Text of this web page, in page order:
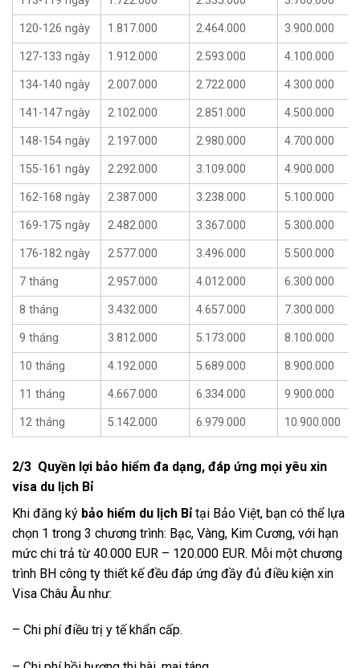
120-126 ngày 1.817.000 2.464.000 3.900.000
127-133 ngày 1.912.000 2.593.000 4.100.000
134-140 ngày 2.007.000 2.722.000 4.300.000
141-147 ngày 2.102.000 2.851.000 4.500.000
148-154 ngày 2.197.000 2.980.000 4.700.000
155-161 ngày 2.292.000 3.109.000 4.900.000
162-168 ngày 2.387.000 3.238.000 5.100.000
169-175 ngày 2.482.000 3.367.000 5.300.000
176-182 ngày 2.577.000 3.496.000 5.500.000
7 tháng 2.957.000 4.012.000 6.300.000
8 tháng 3.432.000 4.657.000 7.300.000
9 tháng 3.812.000 5.173.000 8.100.000
10 tháng 4.192.000 5.689.000 8.900.000
11 tháng 4.667.000 6.334.000 9.900.000
12 tháng 5.142.000 6.979.000 10.900.000
2/3 Quyền lợi bảo hiểm đa dạng, đáp ứng mọi yêu xin
visa du lịch Bỉ
Khi đăng ký bảo hiểm du lịch Bỉtại Bảo Việt, bạn có thể lựa
chọn 1 trong 3 chương trình: Bạc, Vàng, Kim Cương, với hạn
mức chi trả từ 40.000 EUR – 120.000 EUR. Mỗi một chương
trình BH công ty thiết kế đều đáp ứng đầy đủ điều kiện xin
Visa Châu Âu như:
– Chi phí điều trị y tế khẩn cấp.